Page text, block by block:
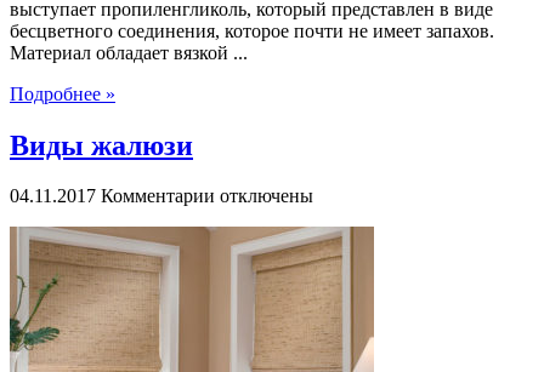
выступает пропиленгликоль, который представлен в виде
бесцветного соединения, которое почти не имеет запахов.
Материал обладает вязкой ...
Подробнее »
Виды жалюзи
04.11.2017 Комментарии к
Виды
жалюзи
отключены